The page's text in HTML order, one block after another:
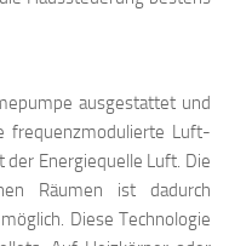
ausgestattet und
frequenzmodulierte Luft-
Energiequelle Luft. Die
Räumen ist dadurch
Diese Technologie